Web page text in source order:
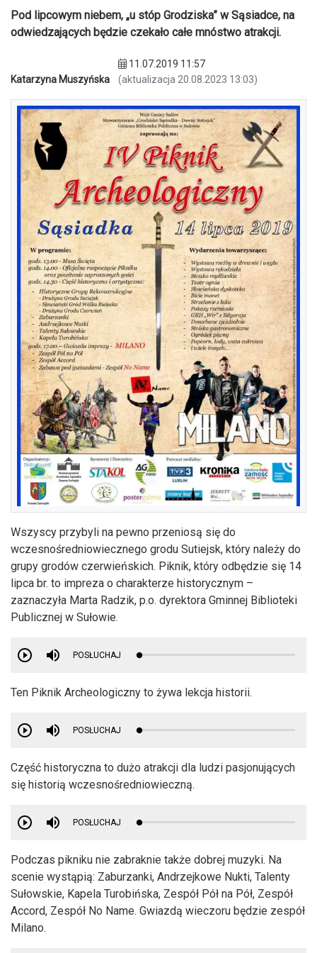
Pod lipcowym niebem, „u stóp Grodziska” w Sąsiadce, na
odwiedzających będzie czekało całe mnóstwo atrakcji.
Katarzyna Muszyńska
11.07.2019 11:57
(aktualizacja 20.08.2023 13:03)
Wszyscy przybyli na pewno przeniosą się do
wczesnośredniowiecznego grodu Sutiejsk, który należy do
grupy grodów czerwieńskich. Piknik, który odbędzie się 14
lipca br. to impreza o charakterze historycznym –
zaznaczyła Marta Radzik, p.o. dyrektora Gminnej Biblioteki
Publicznej w Sułowie.
POSŁUCHAJ
Ten Piknik Archeologiczny to żywa lekcja historii.
POSŁUCHAJ
Część historyczna to dużo atrakcji dla ludzi pasjonujących
się historią wczesnośredniowieczną.
POSŁUCHAJ
Podczas pikniku nie zabraknie także dobrej muzyki. Na
scenie wystąpią: Zaburzanki, Andrzejkowe Nukti, Talenty
Sułowskie, Kapela Turobińska, Zespół Pół na Pół, Zespół
Accord, Zespół No Name. Gwiazdą wieczoru będzie zespół
Milano.